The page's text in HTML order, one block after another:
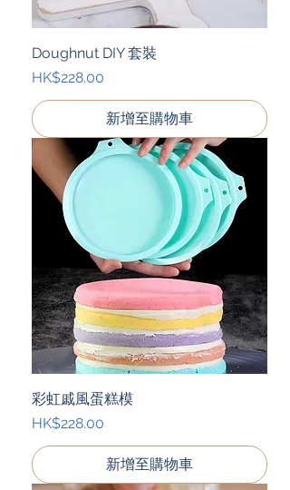
Doughnut DIY 套裝
價格
HK$228.00
新增至購物車
彩虹戚風蛋糕模
價格
HK$228.00
新增至購物車